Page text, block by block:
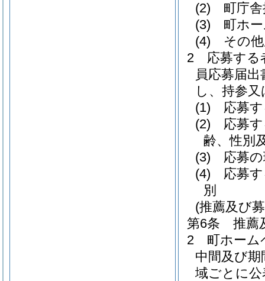
(2)
町庁
(3)
町ホ
(4)
その
2
応募する
員応募届出
し、持参
(1)
応募
(2)
応募
齢、性別
(3)
応募
(4)
応募
別
(推薦及び
第6条
推薦
2
町ホーム
中間及び
域ごとに